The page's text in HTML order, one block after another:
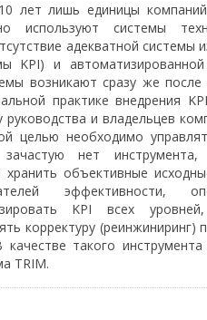
лет лишь единицы
используют системы
адекватной системы
KPI) и
возникают сразу же после
практике внедрения
руководства и владельцев
целью необходимо
нет инструмента,
объективные
эффективности,
KPI всех
корректуру (реинжиниринг)
такого
TRIM.